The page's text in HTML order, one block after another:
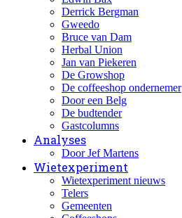
Derrick Bergman
Gweedo
Bruce van Dam
Herbal Union
Jan van Piekeren
De Growshop
De coffeeshop ondernemer
Door een Belg
De budtender
Gastcolumns
Analyses
Door Jef Martens
Wietexperiment
Wietexperiment nieuws
Telers
Gemeenten